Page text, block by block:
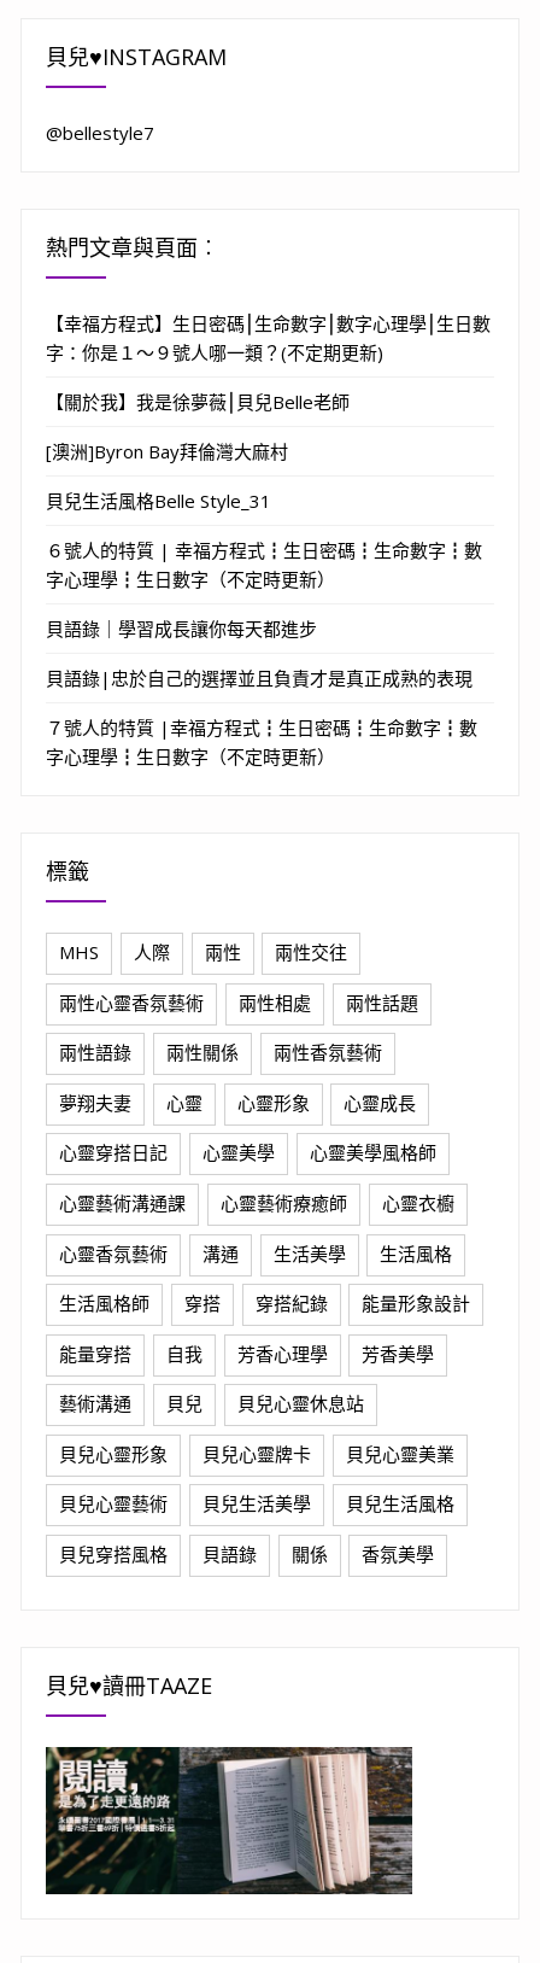
貝兒♥INSTAGRAM
@bellestyle7
熱門文章與頁面︰
【幸福方程式】生日密碼⎮生命數字⎮數字心理學⎮生日數
字：你是１～９號人哪一類？(不定期更新)
【關於我】我是徐夢薇⎮貝兒Belle老師
[澳洲]Byron Bay拜倫灣大麻村
貝兒生活風格Belle Style_31
６號人的特質 | 幸福方程式┇生日密碼┇生命數字┇數
字心理學┇生日數字（不定時更新）
貝語錄｜學習成長讓你每天都進步
貝語錄|忠於自己的選擇並且負責才是真正成熟的表現
７號人的特質 |幸福方程式┇生日密碼┇生命數字┇數
字心理學┇生日數字（不定時更新）
標籤
MHS 人際 兩性 兩性交往
兩性心靈香氛藝術 兩性相處 兩性話題
兩性語錄 兩性關係 兩性香氛藝術
夢翔夫妻 心靈 心靈形象 心靈成長
心靈穿搭日記 心靈美學 心靈美學風格師
心靈藝術溝通課 心靈藝術療癒師 心靈衣櫥
心靈香氛藝術 溝通 生活美學 生活風格
生活風格師 穿搭 穿搭紀錄 能量形象設計
能量穿搭 自我 芳香心理學 芳香美學
藝術溝通 貝兒 貝兒心靈休息站
貝兒心靈形象 貝兒心靈牌卡 貝兒心靈美業
貝兒心靈藝術 貝兒生活美學 貝兒生活風格
貝兒穿搭風格 貝語錄 關係 香氛美學
貝兒♥讀冊TAAZE